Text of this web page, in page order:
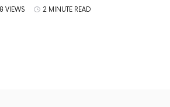
VIEWS 2 MINUTE READ